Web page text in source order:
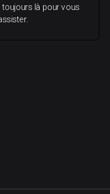
là pour vous